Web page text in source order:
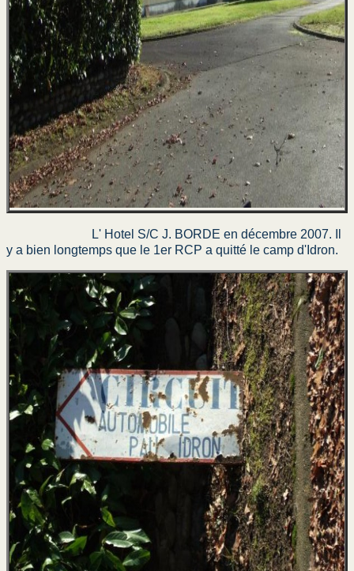
L' Hotel S/C J. BORDE en décembre 2007. Il
y a bien longtemps que le 1er RCP a quitté le camp d'Idron.